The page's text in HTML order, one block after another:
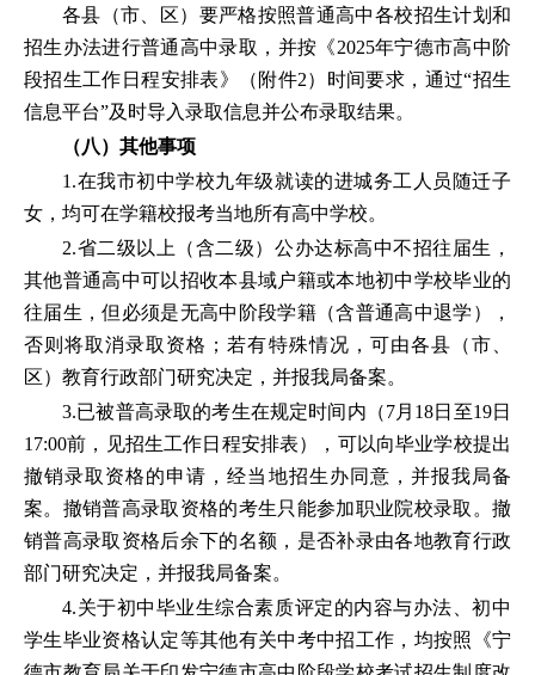
各县（市、区）要严格按照普通高中各校招生计划和
招生办法进行普通高中录取，并按《2025年宁德市高中阶
段招生工作日程安排表》（附件2）时间要求，通过“招生
信息平台”及时导入录取信息并公布录取结果。
（八）其他事项
1.在我市初中学校九年级就读的进城务工人员随迁子
女，均可在学籍校报考当地所有高中学校。
2.省二级以上（含二级）公办达标高中不招往届生，
其他普通高中可以招收本县域户籍或本地初中学校毕业的
往届生，但必须是无高中阶段学籍（含普通高中退学），
否则将取消录取资格；若有特殊情况，可由各县（市、
区）教育行政部门研究决定，并报我局备案。
3.已被普高录取的考生在规定时间内（7月18日至19日
17:00前，见招生工作日程安排表），可以向毕业学校提出
撤销录取资格的申请，经当地招生办同意，并报我局备
案。撤销普高录取资格的考生只能参加职业院校录取。撤
销普高录取资格后余下的名额，是否补录由各地教育行政
部门研究决定，并报我局备案。
4.关于初中毕业生综合素质评定的内容与办法、初中
学生毕业资格认定等其他有关中考中招工作，均按照《宁